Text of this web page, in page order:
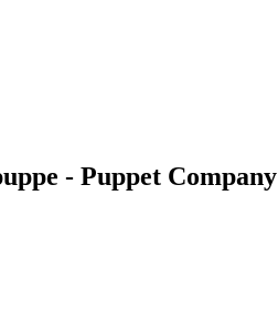
- Puppet Company